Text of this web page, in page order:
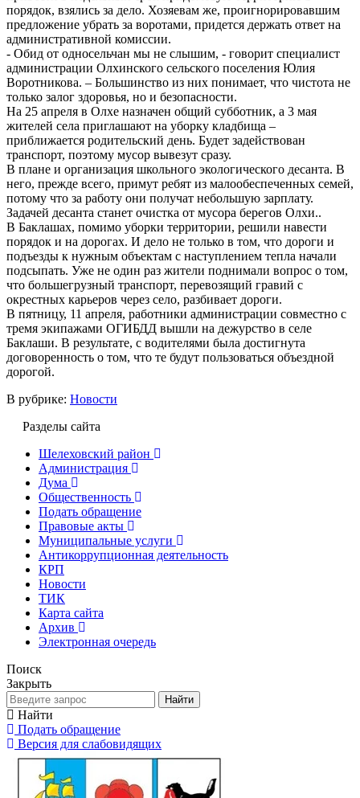
порядок, взялись за дело. Хозяевам же, проигнорировавшим
предложение убрать за воротами, придется держать ответ на
административной комиссии.
- Обид от односельчан мы не слышим, - говорит специалист
администрации Олхинского сельского поселения Юлия
Воротникова. – Большинство из них понимает, что чистота не
только залог здоровья, но и безопасности.
На 25 апреля в Олхе назначен общий субботник, а 3 мая
жителей села приглашают на уборку кладбища –
приближается родительский день. Будет задействован
транспорт, поэтому мусор вывезут сразу.
В плане и организация школьного экологического десанта. В
него, прежде всего, примут ребят из малообеспеченных семей,
потому что за работу они получат небольшую зарплату.
Задачей десанта станет очистка от мусора берегов Олхи..
В Баклашах, помимо уборки территории, решили навести
порядок и на дорогах. И дело не только в том, что дороги и
подъезды к нужным объектам с наступлением тепла начали
подсыпать. Уже не один раз жители поднимали вопрос о том,
что большегрузный транспорт, перевозящий гравий с
окрестных карьеров через село, разбивает дороги.
В пятницу, 11 апреля, работники администрации совместно с
тремя экипажами ОГИБДД вышли на дежурство в селе
Баклаши. В результате, с водителями была достигнута
договоренность о том, что те будут пользоваться объездной
дорогой.
В рубрике: Новости
Разделы сайта
Шелеховский район
Администрация
Дума
Общественность
Подать обращение
Правовые акты
Муниципальные услуги
Антикоррупционная деятельность
КРП
Новости
ТИК
Карта сайта
Архив
Электронная очередь
Поиск
Закрыть
Найти
Найти
Подать обращение
Версия для слабовидящих